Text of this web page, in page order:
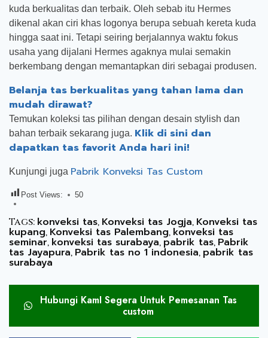
kuda berkualitas dan terbaik. Oleh sebab itu Hermes
dikenal akan ciri khas logonya berupa sebuah kereta kuda
hingga saat ini. Tetapi seiring berjalannya waktu fokus
usaha yang dijalani Hermes agaknya mulai semakin
berkembang dengan memantapkan diri sebagai produsen.
Belanja tas berkualitas yang tahan lama dan
mudah dirawat?
Temukan koleksi tas pilihan dengan desain stylish dan
bahan terbaik sekarang juga. Klik di sini dan
dapatkan tas favorit Anda hari ini!
Kunjungi juga Pabrik Konveksi Tas Custom
Post Views: 50
Tags: konveksi tas, Konveksi tas Jogja, Konveksi tas
kupang, Konveksi tas Palembang, konveksi tas
seminar, konveksi tas surabaya,pabrik tas, Pabrik
tas Jayapura, Pabrik tas no 1 indonesia, pabrik tas
surabaya
Hubungi KamI Segera Untuk Pemesanan Tas
custom